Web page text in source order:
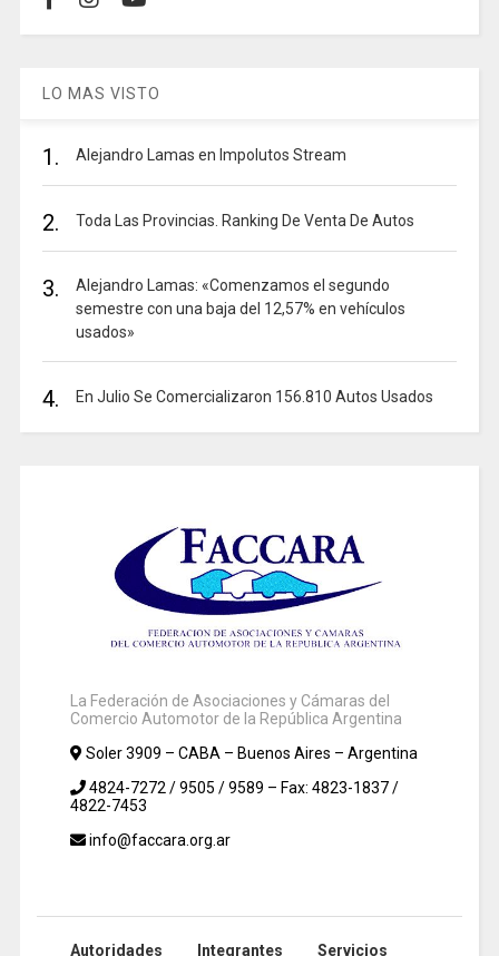
LO MAS VISTO
1. Alejandro Lamas en Impolutos Stream
2. Toda Las Provincias. Ranking De Venta De Autos
3.
Alejandro Lamas: «Comenzamos el segundo
semestre con una baja del 12,57% en vehículos
usados»
4. En Julio Se Comercializaron 156.810 Autos Usados
La Federación de Asociaciones y Cámaras del
Comercio Automotor de la República Argentina
Soler 3909 – CABA – Buenos Aires – Argentina
4824-7272 / 9505 / 9589 – Fax: 4823-1837 /
4822-7453
info@faccara.org.ar
Autoridades Integrantes Servicios